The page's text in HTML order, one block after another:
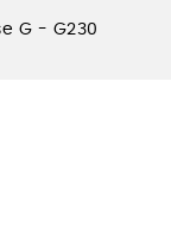
G - G230